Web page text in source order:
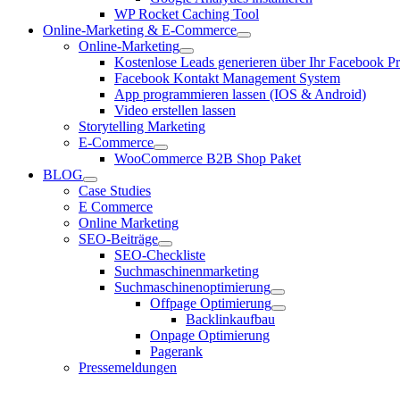
WP Rocket Caching Tool
Online-Marketing & E-Commerce
Online-Marketing
Kostenlose Leads generieren über Ihr Facebook
Facebook Kontakt Management System
App programmieren lassen (IOS & Android)
Video erstellen lassen
Storytelling Marketing
E-Commerce
WooCommerce B2B Shop Paket
BLOG
Case Studies
E Commerce
Online Marketing
SEO-Beiträge
SEO-Checkliste
Suchmaschinenmarketing
Suchmaschinenoptimierung
Offpage Optimierung
Backlinkaufbau
Onpage Optimierung
Pagerank
Pressemeldungen